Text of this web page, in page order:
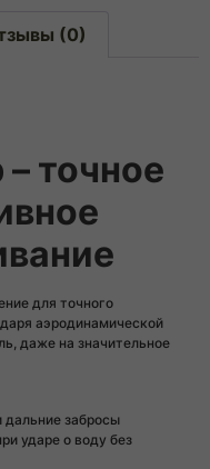
(0)
точное
для точного
аэродинамической
даже на значительное
дальние забросы
ударе о воду без